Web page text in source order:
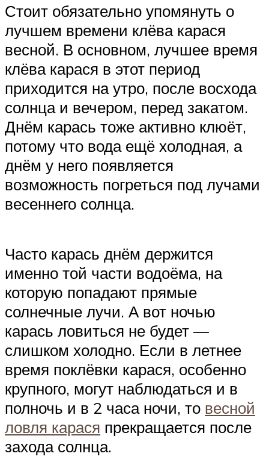
Стоит обязательно упомянуть о
лучшем времени клёва карася
весной. В основном, лучшее время
клёва карася в этот период
приходится на утро, после восхода
солнца и вечером, перед закатом.
Днём карась тоже активно клюёт,
потому что вода ещё холодная, а
днём у него появляется
возможность погреться под лучами
весеннего солнца.
Часто карась днём держится
именно той части водоёма, на
которую попадают прямые
солнечные лучи. А вот ночью
карась ловиться не будет —
слишком холодно. Если в летнее
время поклёвки карася, особенно
крупного, могут наблюдаться и в
полночь и в 2 часа ночи, то весной
ловля карася прекращается после
захода солнца.